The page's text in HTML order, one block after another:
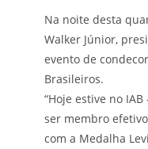
Na noite desta
Walker Júnior,
evento de
Brasileiros.
“Hoje estive no
ser membro
com a Medalha